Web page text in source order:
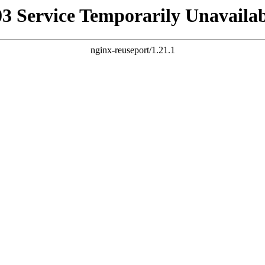
Service Temporarily
nginx-reuseport/1.21.1